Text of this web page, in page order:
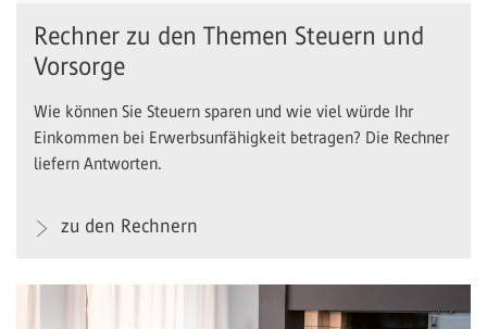
Rechner zu den Themen Steuern und
Vorsorge
Wie können Sie Steuern sparen und wie viel würde Ihr
Einkommen bei Erwerbsunfähigkeit betragen? Die Rechner
liefern Antworten.
zu den Rechnern